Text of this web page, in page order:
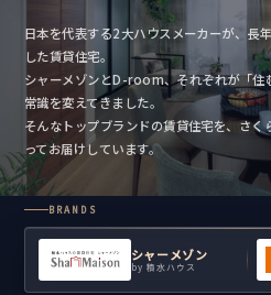
日本を代表する2大ハウスメーカーが、長
した賃貸住宅。
シャーメゾンとD-room、それぞれが「住
常識を変えてきました。
そんなトップブランドの賃貸住宅を、さ
ってお届けしています。
BRANDS
シャーメゾン
by 積水ハウス